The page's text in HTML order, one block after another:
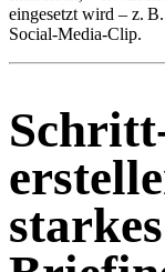
eingesetzt wird – z.
Social-Media-Clip.